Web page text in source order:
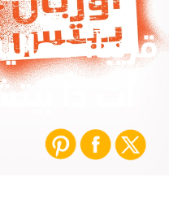
قريباً:
أت ذا